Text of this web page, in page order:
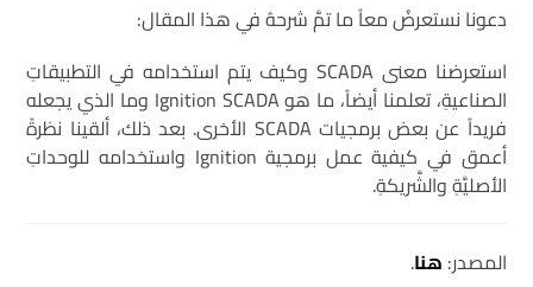
دعونا نستعرضُ معاً ما تمَّ شرحهُ في هذا المقال:
استعرضنا معنى SCADA وكيف يتم استخدامه في التطبيقاتِ
الصناعيةِ، تعلمنا أيضاً، ما هو Ignition SCADA وما الذي يجعله
فريداً عن بعض برمجيات SCADA الأخرى. بعد ذلك، ألقينا نظرةً
أعمق في كيفية عمل برمجية Ignition واستخدامه للوحداتِ
الأصليَّةِ والشَّريكةِ.
المصدر: هنا.